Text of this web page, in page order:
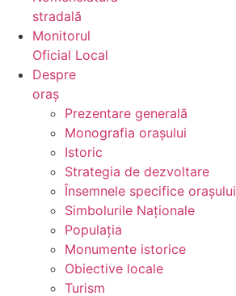
stradală
Monitorul
Oficial Local
Despre
oraș
Prezentare generală
Monografia orașului
Istoric
Strategia de dezvoltare
Însemnele specifice orașului
Simbolurile Naționale
Populația
Monumente istorice
Obiective locale
Turism